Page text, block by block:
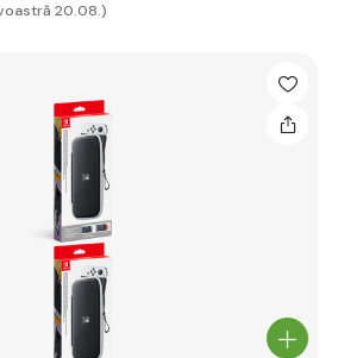
20.08.)